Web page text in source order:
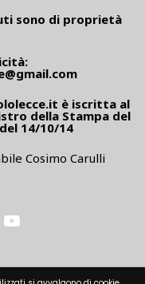
sono di proprietà
è iscritta al
della Stampa del
14/10/14
Cosimo Carulli